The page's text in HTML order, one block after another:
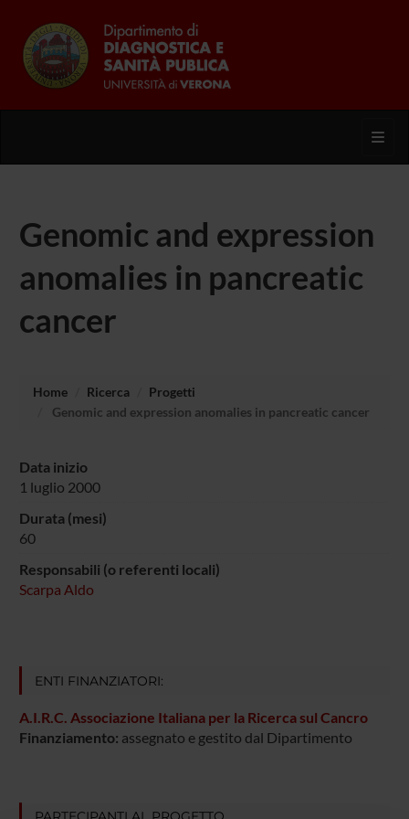
Genomic and expression
anomalies in pancreatic
cancer
Home Ricerca
Progetti
Genomic and expression anomalies in pancreatic cancer
Data inizio
1 luglio 2000
Durata (mesi)
60
Responsabili (o referenti locali)
Scarpa Aldo
ENTI FINANZIATORI:
A.I.R.C. Associazione Italiana per la Ricerca sul Cancro
Finanziamento: assegnato e gestito dal Dipartimento